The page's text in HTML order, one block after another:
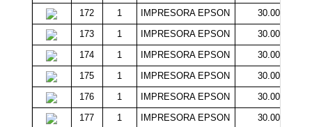
172 1 IMPRESORA EPSON
30.000
173
1 IMPRESORA EPSON
30.000
174
1 IMPRESORA EPSON
30.000
175
1 IMPRESORA EPSON
30.000
176
1 IMPRESORA EPSON
30.000
177
1 IMPRESORA EPSON 30.000